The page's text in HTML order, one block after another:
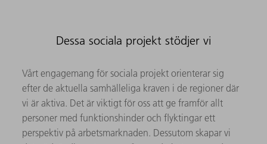
Dessa sociala projekt stödjer vi
Vårt engagemang för sociala projekt orienterar sig
efter de aktuella samhälleliga kraven i de regioner där
vi är aktiva. Det är viktigt för oss att ge framför allt
personer med funktionshinder och flyktingar ett
perspektiv på arbetsmarknaden. Dessutom skapar vi